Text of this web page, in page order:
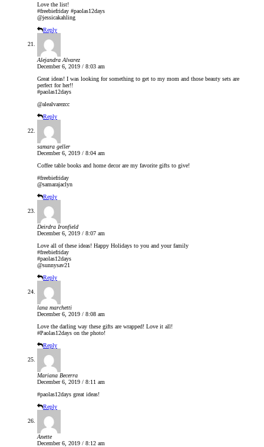
Love the list!
#freebiefriday #paolas12days
@jessicakahling
Reply
Alejandra Alvarez
December 6, 2019 / 8:03 am
Great ideas! I was looking for something to get to my mom and those beauty sets are
perfect for her!!
#paolas12days
@alealvarezcc
Reply
samara geller
December 6, 2019 / 8:04 am
Coffee table books and home decor are my favorite gifts to give!
#freebiefriday
@samarajaclyn
Reply
Deirdra Ironfield
December 6, 2019 / 8:07 am
Love all of these ideas! Happy Holidays to you and your family
#freebiefriday
#paolas12days
@sunnysav21
Reply
lana marchetti
December 6, 2019 / 8:08 am
Love the darling way these gifts are wrapped! Love it all!
#Paolas12days on the photo!
Reply
Mariana Becerra
December 6, 2019 / 8:11 am
#paolas12days great ideas!
Reply
Anette
December 6, 2019 / 8:12 am